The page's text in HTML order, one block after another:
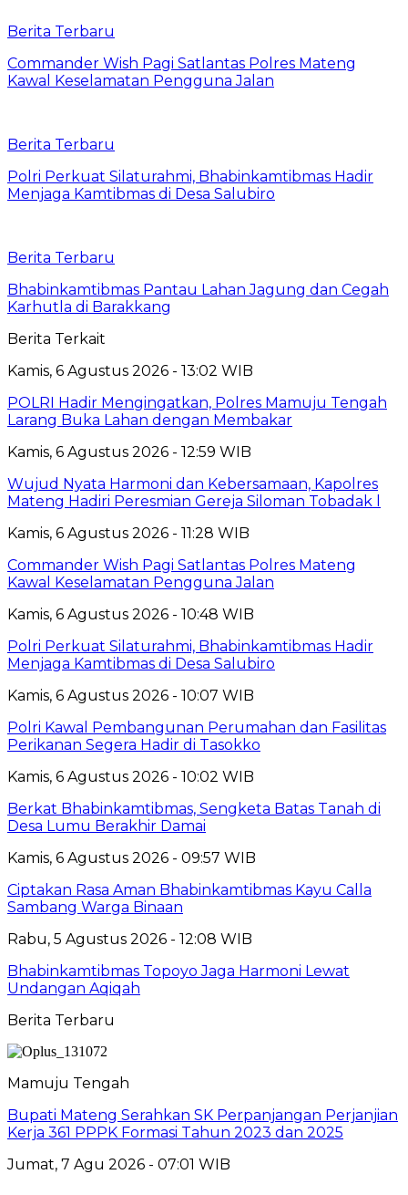
Berita Terbaru
Commander Wish Pagi Satlantas Polres Mateng
Kawal Keselamatan Pengguna Jalan
Berita Terbaru
Polri Perkuat Silaturahmi, Bhabinkamtibmas Hadir
Menjaga Kamtibmas di Desa Salubiro
Berita Terbaru
Bhabinkamtibmas Pantau Lahan Jagung dan Cegah
Karhutla di Barakkang
Berita Terkait
Kamis, 6 Agustus 2026 - 13:02 WIB
POLRI Hadir Mengingatkan, Polres Mamuju Tengah
Larang Buka Lahan dengan Membakar
Kamis, 6 Agustus 2026 - 12:59 WIB
Wujud Nyata Harmoni dan Kebersamaan, Kapolres
Mateng Hadiri Peresmian Gereja Siloman Tobadak l
Kamis, 6 Agustus 2026 - 11:28 WIB
Commander Wish Pagi Satlantas Polres Mateng
Kawal Keselamatan Pengguna Jalan
Kamis, 6 Agustus 2026 - 10:48 WIB
Polri Perkuat Silaturahmi, Bhabinkamtibmas Hadir
Menjaga Kamtibmas di Desa Salubiro
Kamis, 6 Agustus 2026 - 10:07 WIB
Polri Kawal Pembangunan Perumahan dan Fasilitas
Perikanan Segera Hadir di Tasokko
Kamis, 6 Agustus 2026 - 10:02 WIB
Berkat Bhabinkamtibmas, Sengketa Batas Tanah di
Desa Lumu Berakhir Damai
Kamis, 6 Agustus 2026 - 09:57 WIB
Ciptakan Rasa Aman Bhabinkamtibmas Kayu Calla
Sambang Warga Binaan
Rabu, 5 Agustus 2026 - 12:08 WIB
Bhabinkamtibmas Topoyo Jaga Harmoni Lewat
Undangan Aqiqah
Berita Terbaru
Mamuju Tengah
Bupati Mateng Serahkan SK Perpanjangan Perjanjian
Kerja 361 PPPK Formasi Tahun 2023 dan 2025
Jumat, 7 Agu 2026 - 07:01 WIB